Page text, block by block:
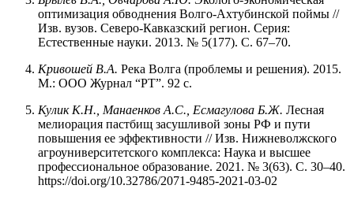
оптимизация обводнения Волго-Ахтубинской поймы //
Изв. вузов. Северо-Кавказский регион. Серия:
Естественные науки. 2013. № 5(177). С. 67–70.
Кривошей В.А. Река Волга (проблемы и решения). 2015.
М.: ООО Журнал “РТ”. 92 с.
Кулик К.Н., Манаенков А.С., Есмагулова Б.Ж. Лесная
мелиорация пастбищ засушливой зоны РФ и пути
повышения ее эффективности // Изв. Нижневолжского
агроуниверситетского комплекса: Наука и высшее
профессиональное образование. 2021. № 3(63). С. 30–40.
https://doi.org/10.32786/2071-9485-2021-03-02